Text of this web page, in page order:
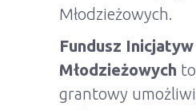
Młodzieżowych.
Fundusz Inicjatyw
Młodzieżowych
grantowy